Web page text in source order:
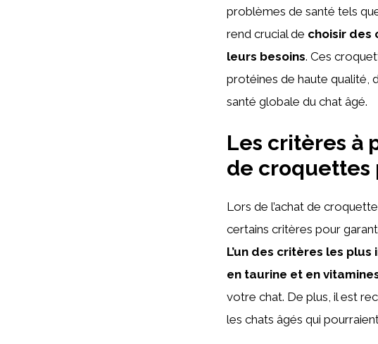
problèmes de santé tels
rend crucial de choisir des
leurs besoins. Ces
protéines de haute qualité,
santé globale du chat âgé.
Les critères à
de croquettes
Lors de l’achat de
certains critères pour
L’un des critères les
en taurine et en
votre chat. De plus, il est
les chats âgés qui